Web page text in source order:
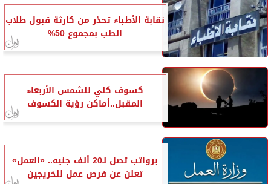
نقابة الأطباء تحذر من كارثة قبول طلاب
الطب بمجموع 50%
كسوف كلي للشمس الأربعاء
المقبل..أماكن رؤية الكسوف
برواتب تصل لـ20 ألف جنيه.. «العمل»
تعلن عن فرص عمل للخريجين